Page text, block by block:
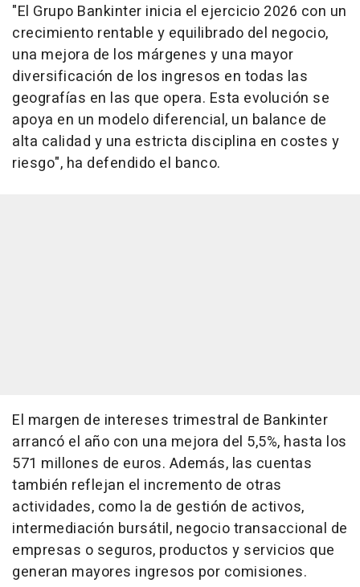
"El Grupo Bankinter inicia el ejercicio 2026 con un
crecimiento rentable y equilibrado del negocio,
una mejora de los márgenes y una mayor
diversificación de los ingresos en todas las
geografías en las que opera. Esta evolución se
apoya en un modelo diferencial, un balance de
alta calidad y una estricta disciplina en costes y
riesgo", ha defendido el banco.
El margen de intereses trimestral de Bankinter
arrancó el año con una mejora del 5,5%, hasta los
571 millones de euros. Además, las cuentas
también reflejan el incremento de otras
actividades, como la de gestión de activos,
intermediación bursátil, negocio transaccional de
empresas o seguros, productos y servicios que
generan mayores ingresos por comisiones.